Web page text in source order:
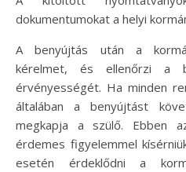
dokumentumokat a helyi
A benyújtás után a
kérelmet, és ellenőrzi a
érvényességét. Ha minden
általában a benyújtást
megkapja a szülő. Ebben
érdemes figyelemmel
esetén érdeklődni a